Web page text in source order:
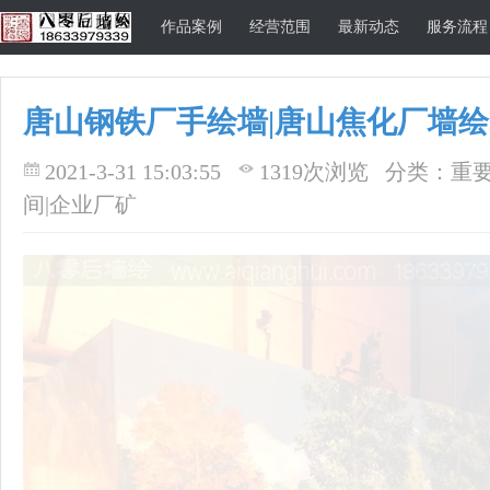
唐山八零后墙
作品案例 经营范围 最新动态 服务流程
唐山钢铁厂手绘墙|唐山焦化厂墙
2021-3-31 15:03:55 1319次浏览
分类：重
间|企业厂矿